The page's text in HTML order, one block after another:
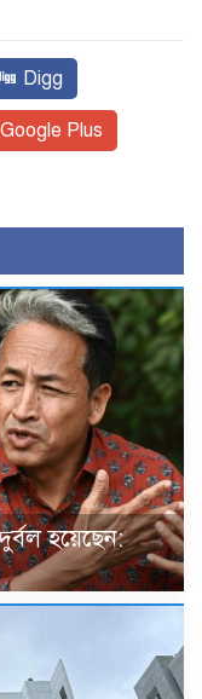
Digg
Google Plus
হয়েছেন: